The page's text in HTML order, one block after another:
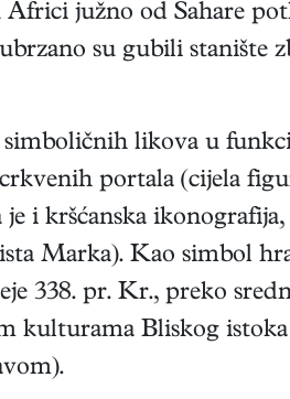
Africi južno od Sahare
su gubili stanište
likova u
portala (cijela
i kršćanska
Marka). Kao simbol
338. pr. Kr., preko
kulturama Bliskog